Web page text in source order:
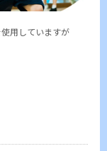
用していますが